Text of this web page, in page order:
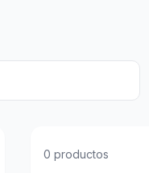
0 productos